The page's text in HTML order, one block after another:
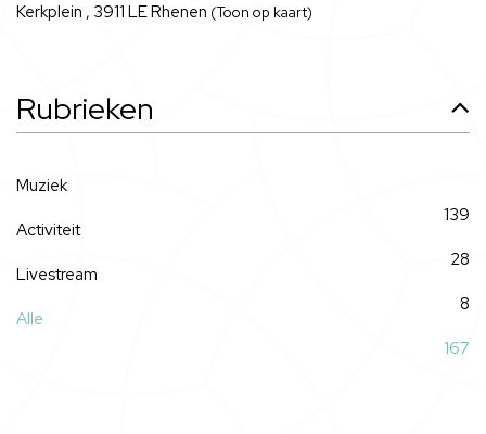
Kerkplein , 3911 LE Rhenen (Toon op kaart)
Rubrieken
Muziek
139
Activiteit
28
Livestream
8
Alle
167